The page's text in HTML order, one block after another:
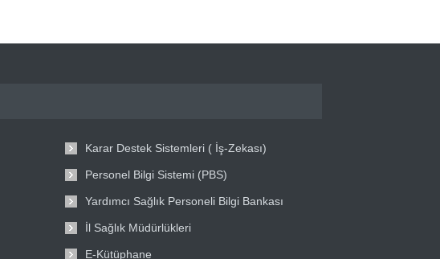
Karar Destek Sistemleri ( İş-Zekası)
Personel Bilgi Sistemi (PBS)
Yardımcı Sağlık Personeli Bilgi Bankası
İl Sağlık Müdürlükleri
E-Kütüphane